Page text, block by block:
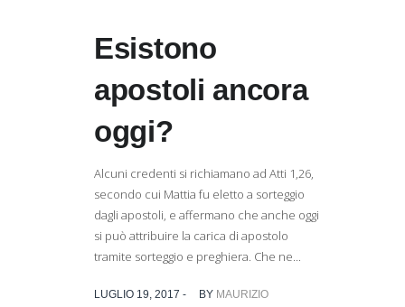
Esistono
apostoli ancora
oggi?
Alcuni credenti si richiamano ad Atti 1,26,
secondo cui Mattia fu eletto a sorteggio
dagli apostoli, e affermano che anche oggi
si può attribuire la carica di apostolo
tramite sorteggio e preghiera. Che ne...
LUGLIO 19, 2017 - BY MAURIZIO